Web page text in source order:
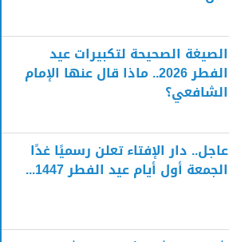
الصيغة الصحيحة لتكبيرات عيد
الفطر 2026.. ماذا قال عنها الإمام
الشافعي؟
عاجل.. دار الإفتاء تعلن رسميًا غدًا
الجمعة أول أيام عيد الفطر 1447...